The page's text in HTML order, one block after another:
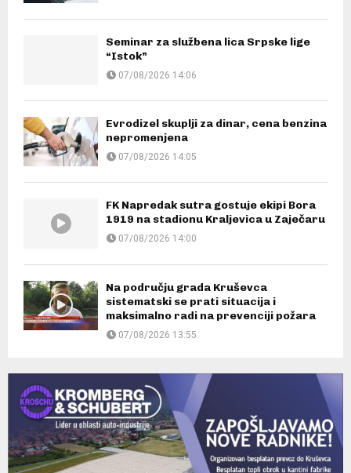
Seminar za službena lica Srpske lige
“Istok”
07/08/2026 14:06
Evrodizel skuplji za dinar, cena benzina
nepromenjena
07/08/2026 14:05
FK Napredak sutra gostuje ekipi Bora
1919 na stadionu Kraljevica u Zaječaru
07/08/2026 14:00
Na području grada Kruševca
sistematski se prati situacija i
maksimalno radi na prevenciji požara
07/08/2026 13:55